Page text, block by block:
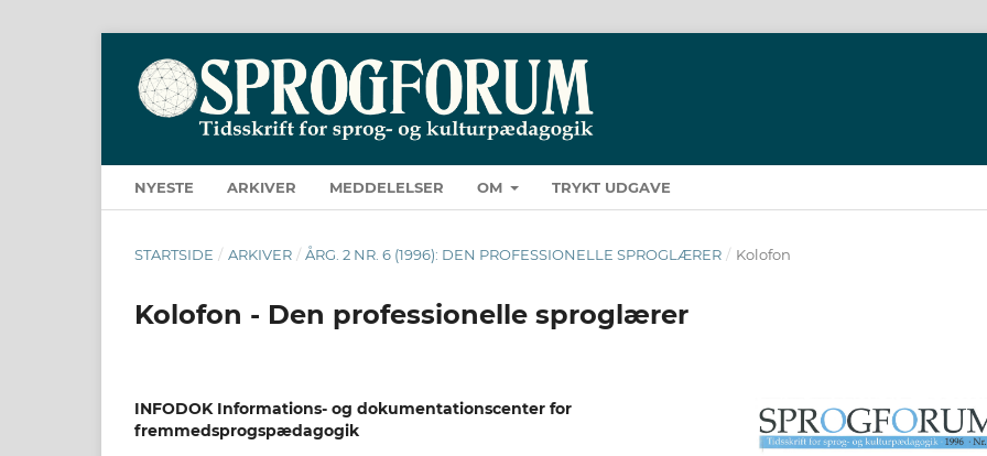
NYESTE ARKIVER MEDDELELSER OM TRYKT UDGAVE
STARTSIDE / ARKIVER / ÅRG. 2 NR. 6 (1996): DEN PROFESSIONELLE SPROGLÆRER / Kolofon
Kolofon - Den professionelle sproglærer
INFODOK Informations- og dokumentationscenter for
fremmedsprogspædagogik